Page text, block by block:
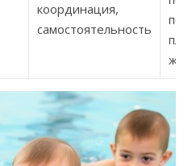
координация,
самостоятельность